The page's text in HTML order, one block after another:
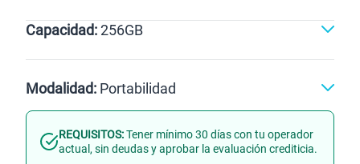
Capacidad:256GB
256GB
Modalidad: Portabilidad
Línea Nueva Portabilidad
REQUISITOS:Tener mínimo 30 días con tu operador
actual, sin deudas y aprobar la evaluación crediticia.